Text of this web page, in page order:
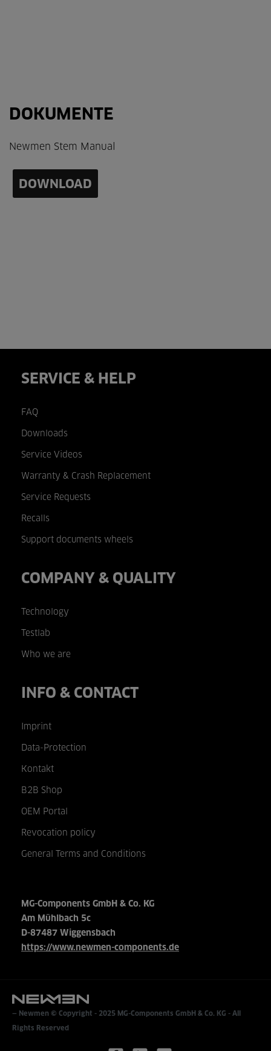
DOKUMENTE
Newmen Stem Manual
DOWNLOAD
SERVICE & HELP
FAQ
Downloads
Service Videos
Warranty & Crash Replacement
Service Requests
Recalls
Support documents wheels
COMPANY & QUALITY
Technology
Testlab
Who we are
INFO & CONTACT
Imprint
Data-Protection
Kontakt
B2B Shop
OEM Portal
Revocation policy
General Terms and Conditions
MG-Components GmbH & Co. KG
Am Mühlbach 5c
D-87487 Wiggensbach
https://www.newmen-components.de
Newmen © Copyright - 2025 MG-Components GmbH & Co. KG - All
Rights Reserved